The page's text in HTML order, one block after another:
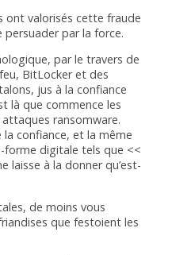
ont valorisés cette fraude
par la force.
par le travers de
BitLocker et des
jus à la confiance
là que commence les
ransomware.
confiance, et la même
digitale tels que <<
laisse à la donner qu’est-
de moins vous
que festoient les